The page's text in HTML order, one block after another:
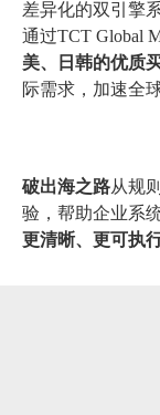
差异化的双引擎
通过TCT Global
美、日韩的优质
际需求，加速全
破出海之路从规
验，帮助企业系
更清晰、更可执